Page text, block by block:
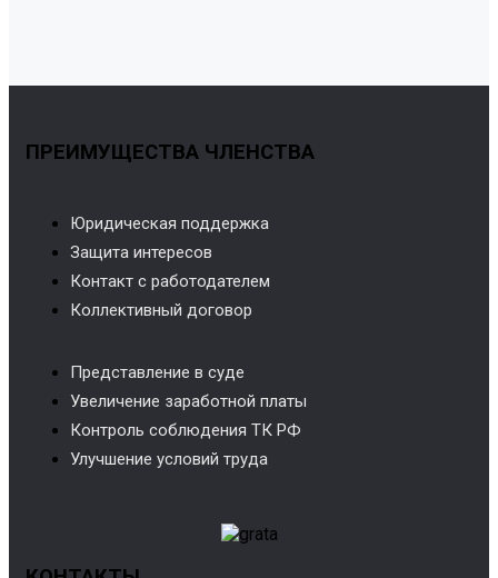
ПРЕИМУЩЕСТВА ЧЛЕНСТВА
Юридическая поддержка
Защита интересов
Контакт с работодателем
Коллективный договор
Представление в суде
Увеличение заработной платы
Контроль соблюдения ТК РФ
Улучшение условий труда